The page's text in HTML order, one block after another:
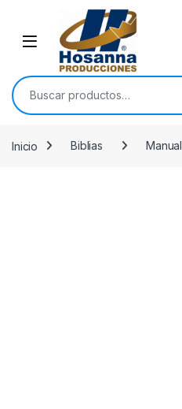
Skip to navigation
Buscar por:
Inicio Biblias Manual